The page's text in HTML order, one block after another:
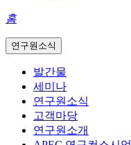
홈
연구원소식
발간물
세미나
연구원소식
고객마당
연구원소개